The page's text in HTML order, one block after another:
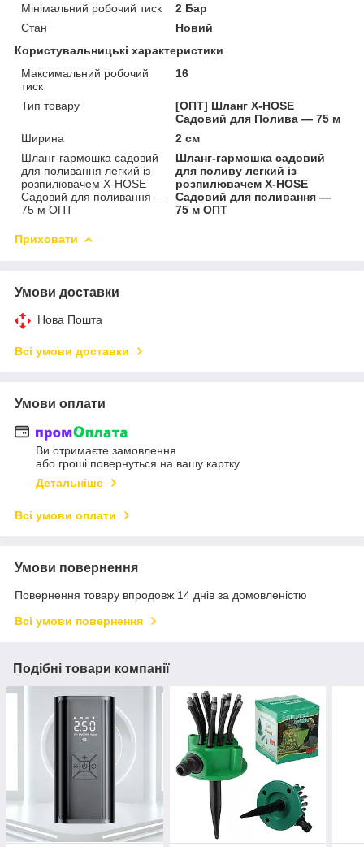
Мінімальний робочий тиск
2 Бар
Стан
Новий
Користувальницькі характеристики
Максимальний робочий
тиск
16
Тип товару
[ОПТ] Шланг X-HOSE
Садовий для Полива — 75 м
Ширина
2 см
Шланг-гармошка садовий
для поливання легкий із
розпилювачем X-HOSE
Садовий для поливання —
75 м ОПТ
Шланг-гармошка садовий
для поливу легкий із
розпилювачем X-HOSE
Садовий для поливання —
75 м ОПТ
Приховати
Умови доставки
Нова Пошта
Всі умови доставки
Умови оплати
Ви отримаєте замовлення
або гроші повернуться на вашу картку
Детальніше
Всі умови оплати
Умови повернення
Повернення товару впродовж 14 днів за домовленістю
Всі умови повернення
Подібні товари компанії